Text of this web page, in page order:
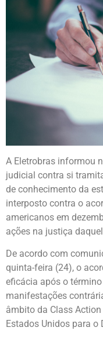
A Eletrobras informou
judicial contra si
de conhecimento da
interposto contra o
americanos em
ações na justiça
De acordo com
quinta-feira (24), o
eficácia após o
manifestações
âmbito da Class
Estados Unidos para o